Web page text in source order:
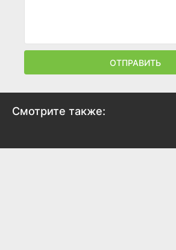
ОТПРАВИТЬ
Смотрите также: